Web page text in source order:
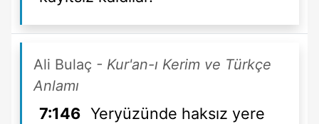
Ali Bulaç - Kur'an-ı Kerim ve Türkçe
Anlamı
7:146 Yeryüzünde haksız yere